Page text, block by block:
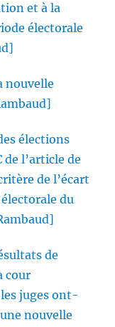
et à la
électorale
nouvelle
élections
de l’article de
de l’écart
du
de
cour
juges ont-
nouvelle